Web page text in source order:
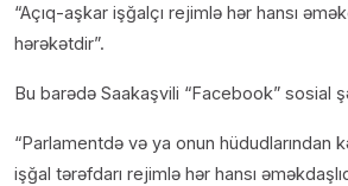
“Açıq-aşkar işğalçı rejimlə hər hansı
hərəkətdir”.
Bu barədə Saakaşvili “Facebook” sosial
“Parlamentdə və ya onun hüdudlarından
işğal tərəfdarı rejimlə hər hansı